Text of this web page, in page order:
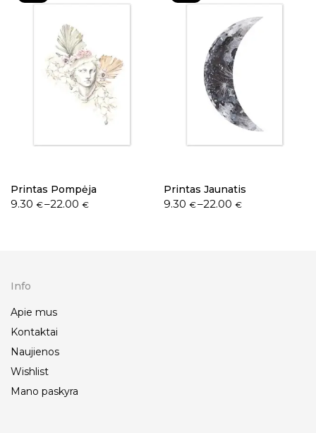
Printas Pompėja
9.30 €–22.00€
Printas Jaunatis
9.30 €–22.00 €
Info
Apie mus
Kontaktai
Naujienos
Wishlist
Mano paskyra